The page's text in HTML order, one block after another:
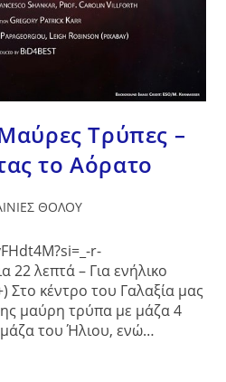
Τρύπες –
το Αόρατο
ΘΟΛΟΥ
r-
22 λεπτά – Για ενήλικο
Στο κέντρο του Γαλαξία μας
μαύρη τρύπα με μάζα 4
του Ήλιου, ενώ…